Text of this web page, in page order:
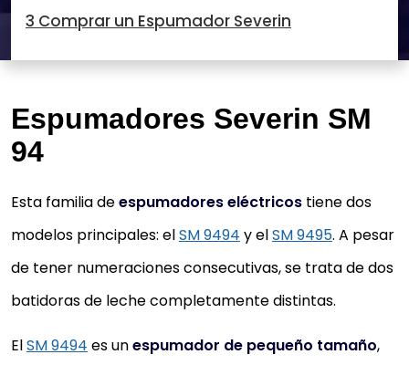
3 Comprar un Espumador Severin
Espumadores Severin SM
94
Esta familia deespumadores eléctricos tiene dos
modelos principales: elSM 9494 y elSM 9495. A pesar
de tener numeraciones consecutivas, se trata de dos
batidoras de leche completamente distintas.
ElSM 9494 es unespumador de pequeño tamaño,